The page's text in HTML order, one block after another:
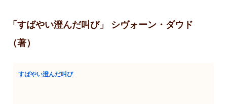
「すばやい澄んだ叫び」 シヴォーン・ダウド
（著）
すばやい澄んだ叫び